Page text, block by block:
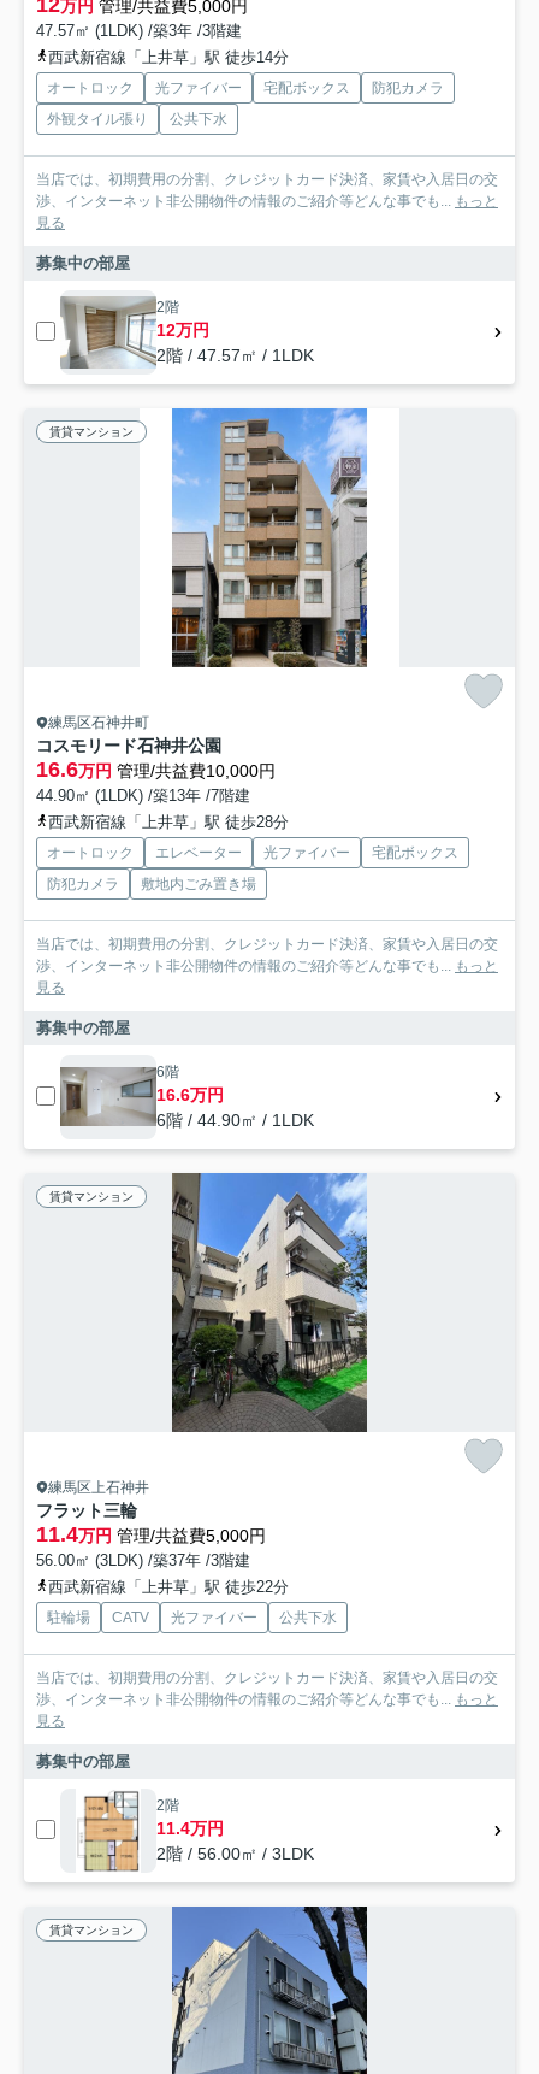
万円 管理/共益費5,000円
47.57㎡ (1LDK) /築3年 /3階建
西武新宿線「上井草」駅 徒歩14分
オートロック 光ファイバー 宅配ボックス
防犯カメラ
外観タイル張り
公共下水
当店では、初期費用の分割、クレジットカード決済、家賃や入居日の交
渉、インターネット非公開物件の情報のご紹介等どんな事でも...
もっと
見る
募集中の部屋
2階
12万円
2階 / 47.57㎡ / 1LDK
賃貸マンション
練馬区石神井町
コスモリード石神井公園
16.6万円 管理/共益費10,000円
44.90㎡ (1LDK) /築13年 /7階建
西武新宿線「上井草」駅 徒歩28分
オートロック エレベーター 光ファイバー
宅配ボックス
防犯カメラ
敷地内ごみ置き場
当店では、初期費用の分割、クレジットカード決済、家賃や入居日の交
渉、インターネット非公開物件の情報のご紹介等どんな事でも...
もっと
見る
募集中の部屋
6階
16.6万円
6階 / 44.90㎡ / 1LDK
賃貸マンション
練馬区上石神井
フラット三輪
11.4万円 管理/共益費5,000円
56.00㎡ (3LDK) /築37年 /3階建
西武新宿線「上井草」駅 徒歩22分
駐輪場 CATV 光ファイバー 公共下水
当店では、初期費用の分割、クレジットカード決済、家賃や入居日の交
渉、インターネット非公開物件の情報のご紹介等どんな事でも...
もっと
見る
募集中の部屋
2階
11.4万円
2階 / 56.00㎡ / 3LDK
賃貸マンション